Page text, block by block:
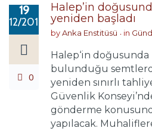
19
12/2016
0
Halep’in
yeniden başladı
byAnka Enstitüsü in
Halep‘in
bulunduğu
yeniden sınırlı
Güvenlik
gönderme
yapılacak.